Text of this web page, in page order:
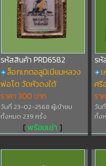
รหัสสินค้า PRD6582
ล็อกเกตอลูมิเนียมหลวง
พ่อโต วัดหัวดงใต้
ราคา 300 บาท
วันที่ 23-02-2568 ผู้เข้าชม
ทั้งหมด 239 ครั้ง
[พร้อมเช่า ]
รหั
ศรี
รา
วัน
ทั้ง